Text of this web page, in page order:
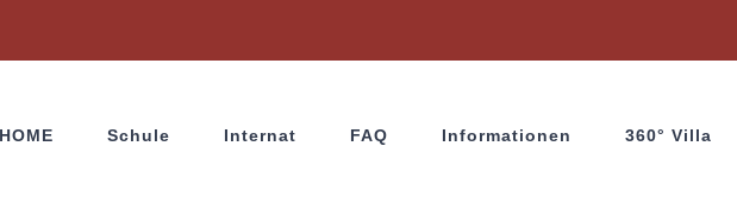
HOME Schule Internat FAQ Informationen 360° Villa